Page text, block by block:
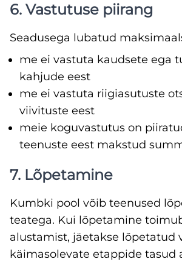
6. Vastutuse piirang
Seadusega lubatud
me ei vastuta kaudsete ega
kahjude eest
me ei vastuta riigiasutuste
viivituste eest
meie koguvastutus on
teenuste eest makstud
7. Lõpetamine
Kumbki pool võib teenused
teatega. Kui lõpetamine
alustamist, jäetakse lõpetatud
käimasolevate etappide tasud